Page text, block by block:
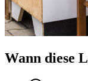
Wann diese